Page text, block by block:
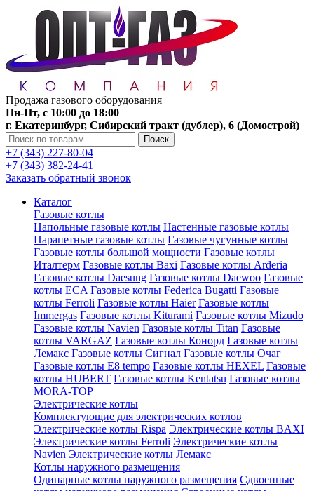
Продажа газового оборудования
Пн-Пт, с 10:00 до 18:00
г. Екатеринбург, Сибирский тракт (дублер), 6 (Домострой)
Поиск
+7 (343) 227-80-04
+7 (343) 382-24-41
Заказать обратный звонок
Каталог
Газовые котлы
Напольные газовые котлы Настенные газовые котлы
Парапетные газовые котлы Газовые чугунные котлы
Газовые котлы большой мощности Газовые котлы
Италтерм Газовые котлы Baxi Газовые котлы Arderia
Газовые котлы Daesung Газовые котлы Daewoo Газовые
котлы ECA Газовые котлы Federica Bugatti Газовые
котлы Ferroli Газовые котлы Haier Газовые котлы
Immergas Газовые котлы Kiturami Газовые котлы Mizudo
Газовые котлы Navien Газовые котлы Titan Газовые
котлы VARGAZ Газовые котлы Конорд Газовые котлы
Лемакс Газовые котлы Сигнал Газовые котлы Очаг
Газовые котлы E8 tempo Газовые котлы HEXEL Газовые
котлы HUBERT Газовые котлы Kentatsu Газовые котлы
MORA-TOP
Электрические котлы
Комплектующие для электрических котлов
Электрические котлы Rispa Электрические котлы BAXI
Электрические котлы Ferroli Электрические котлы
Navien Электрические котлы Лемакс
Котлы наружного размещения
Одинарные котлы наружного размещения Сдвоенные